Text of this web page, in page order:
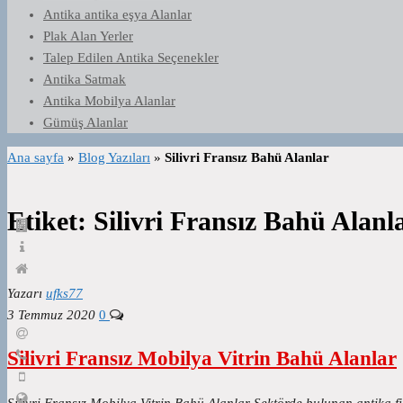
Antika antika eşya Alanlar
Plak Alan Yerler
Talep Edilen Antika Seçenekler
Antika Satmak
Antika Mobilya Alanlar
Gümüş Alanlar
Ana sayfa » Blog Yazıları » Silivri Fransız Bahü Alanlar
Etiket: Silivri Fransız Bahü
Yazarı ufks77
3 Temmuz 2020 0
Silivri Fransız Mobilya Vitrin Bahü Alanlar